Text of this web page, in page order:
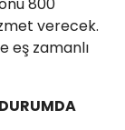
verecek.
eş zamanlı